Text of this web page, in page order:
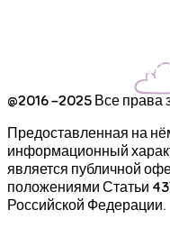
С 10 до 22,
@2016 -2025 Все
Предоставленная на
информационный
является публичной
положениями Статьи
Российской Федерации.